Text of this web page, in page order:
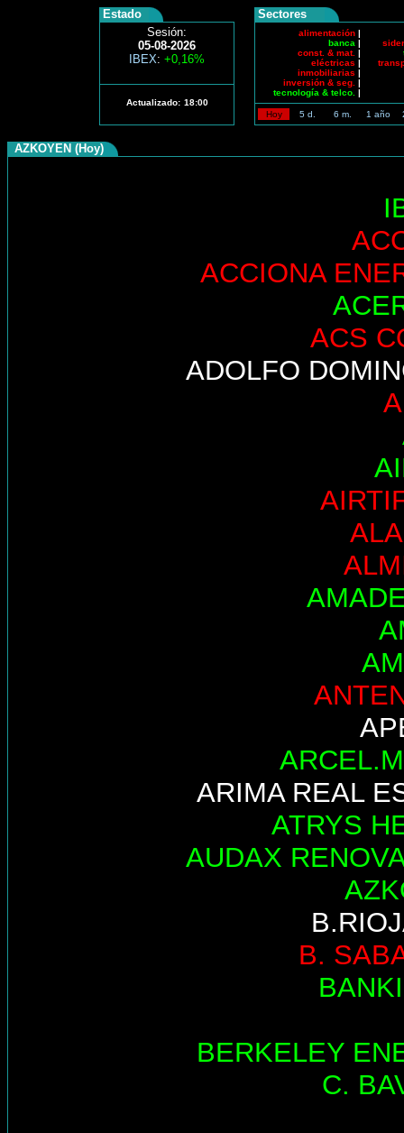
Estado
Sesión:
05-08-2026
IBEX: +0,16%
Actualizado: 18:00
Sectores
alimentación |
banca |
const. & mat. |
eléctricas |
inmobiliarias |
inversión & seg. |
tecnología & telco. |
Hoy 5 d. 6 m. 1 año
AZKOYEN (Hoy)
ACCIONA
ACS
ADOLFO
ARIMA REAL
ATRYS
AUDAX
B.
BERKELEY
C.